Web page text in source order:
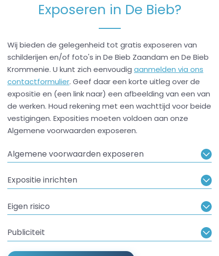
Exposeren in De Bieb?
Wij bieden de gelegenheid tot gratis exposeren van
schilderijen en/of foto's in De Bieb Zaandam en De Bieb
Krommenie. U kunt zich eenvoudig aanmelden via ons
contactformulier. Geef daar een korte uitleg over de
expositie en (een link naar) een afbeelding van een van
de werken. Houd rekening met een wachttijd voor beide
vestigingen. Exposities moeten voldoen aan onze
Algemene voorwaarden exposeren.
Algemene voorwaarden exposeren
Expositie inrichten
Eigen risico
Publiciteit